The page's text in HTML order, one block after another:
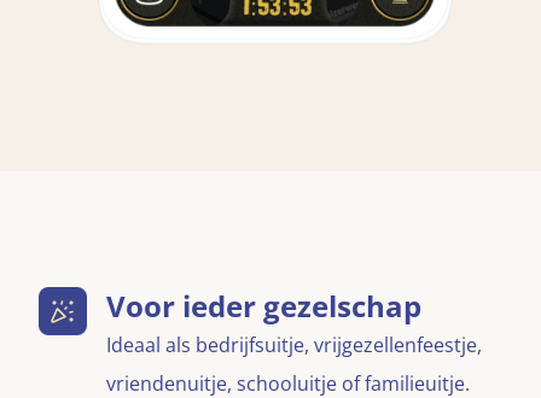
Voor ieder gezelschap
Ideaal als bedrijfsuitje, vrijgezellenfeestje,
vriendenuitje, schooluitje of familieuitje.